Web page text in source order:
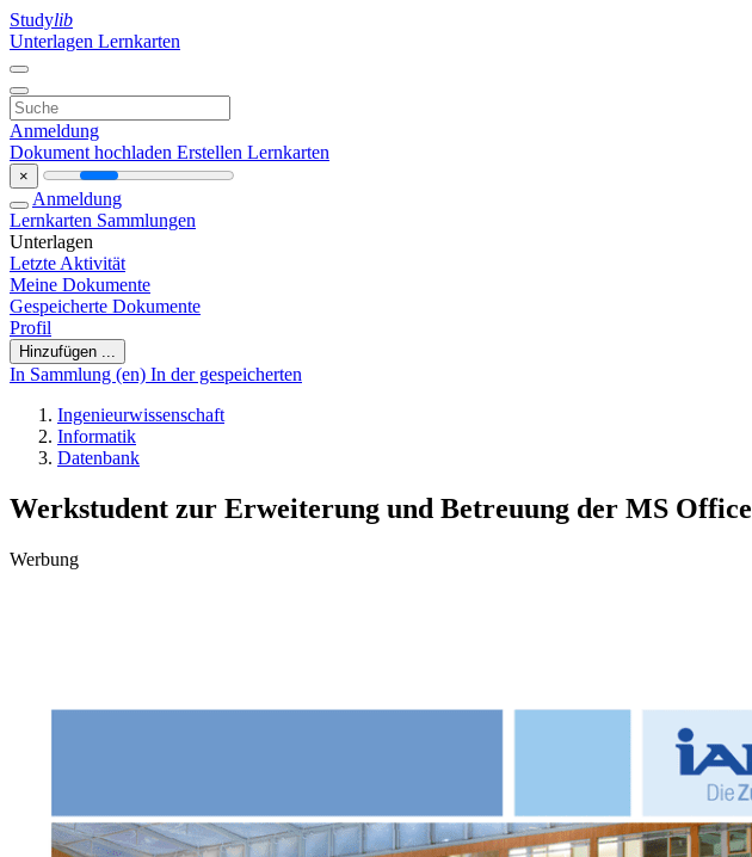
Studylib
Unterlagen Lernkarten
Anmeldung
Dokument hochladen Erstellen Lernkarten
×
Anmeldung
Lernkarten Sammlungen
Unterlagen
Letzte Aktivität
Meine Dokumente
Gespeicherte Dokumente
Profil
Hinzufügen ...
In Sammlung (en) In der gespeicherten
Ingenieurwissenschaft
Informatik
Datenbank
Werkstudent zur Erweiterung und Betreuung der MS Office
Werbung